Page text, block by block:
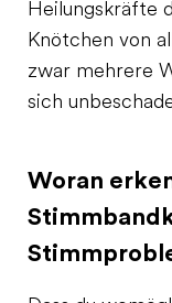
Heilungskräfte
Knötchen von
zwar mehrere
sich
Woran